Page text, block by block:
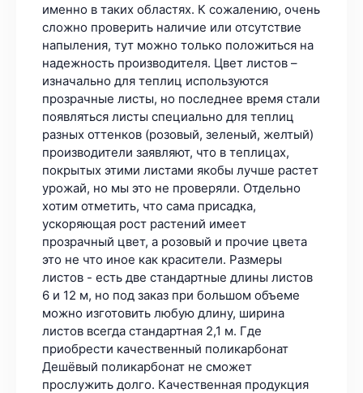
именно в таких областях. К сожалению, очень
сложно проверить наличие или отсутствие
напыления, тут можно только положиться на
надежность производителя. Цвет листов –
изначально для теплиц используются
прозрачные листы, но последнее время стали
появляться листы специально для теплиц
разных оттенков (розовый, зеленый, желтый)
производители заявляют, что в теплицах,
покрытых этими листами якобы лучше растет
урожай, но мы это не проверяли. Отдельно
хотим отметить, что сама присадка,
ускоряющая рост растений имеет
прозрачный цвет, а розовый и прочие цвета
это не что иное как красители. Размеры
листов - есть две стандартные длины листов
6 и 12 м, но под заказ при большом объеме
можно изготовить любую длину, ширина
листов всегда стандартная 2,1 м. Где
приобрести качественный поликарбонат
Дешёвый поликарбонат не сможет
прослужить долго. Качественная продукция